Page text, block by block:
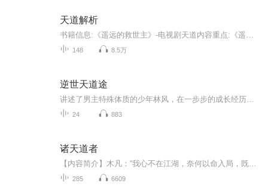
天道解析
148 8.5万
逆世天道途
24 883
诸天道者
285 6609